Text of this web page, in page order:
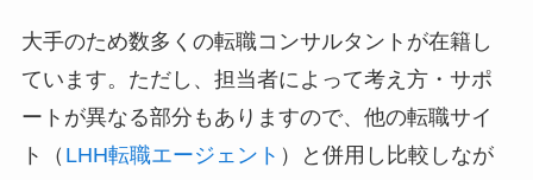
大手のため数多くの転職コンサルタントが在籍し
ています。ただし、担当者によって考え方・サポ
ートが異なる部分もありますので、他の転職サイ
ト（ LHH転職エージェント ）と併用し比較しなが